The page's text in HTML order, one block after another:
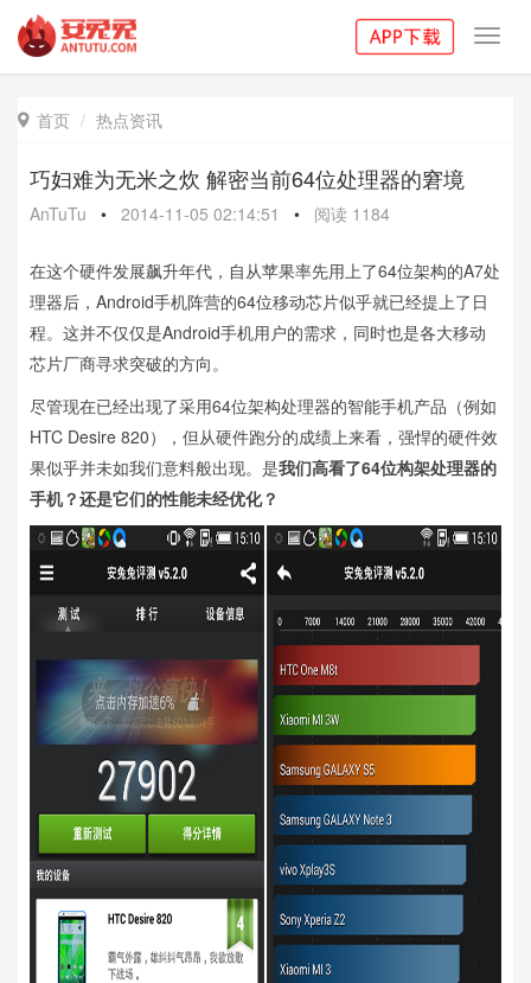
 首页 热点资讯
巧妇难为无米之炊 解密当前64位处理器的窘境
AnTuTu • 2014-11-05 02:14:51 • 阅读 1184
在这个硬件发展飙升年代，自从苹果率先用上了64位架构的A7处
理器后，Android手机阵营的64位移动芯片似乎就已经提上了日
程。这并不仅仅是Android手机用户的需求，同时也是各大移动
芯片厂商寻求突破的方向。
尽管现在已经出现了采用64位架构处理器的智能手机产品（例如
HTC Desire 820），但从硬件跑分的成绩上来看，强悍的硬件效
果似乎并未如我们意料般出现。是我们高看了64位构架处理器的
手机？还是它们的性能未经优化？